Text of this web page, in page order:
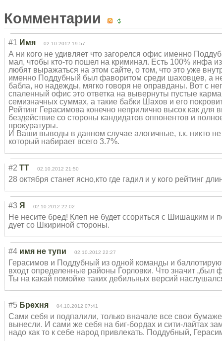
Комментарии
#1 Имя 02.10.2012 19:57
А ни кого не удивляет что загорелся офис именно
мал, чтобы кто-то пошел на криминал. Есть 100% инфа
любят выражаться на этом сайте, о том, что это уже
именно Поддубный был фаворитом среди шаховцев, а
бабла, но надежды, мягко говоря не оправданы. Вот с
спаленный офис это ответка на вывернуты пустые
семизначных суммах, а такие бабки Шахов и его
Рейтинг Герасимова конечно неприлично высок как для
бездействие со стороны кандидатов оппонентов и
прокуратуры.
И Ваши выводы в данном случае алогичные, т.к. никто
который набирает всего 3.7%.
#2 ТТ 02.10.2012 21:50
28 октября станет ясно,кто где гадил и у кого рейтинг
#3 Я 02.10.2012 22:02
Не несите бред! Клеп не будет ссориться с Шишацким и
дует со Шкириной стороны.
#4 имя не тупи 02.10.2012 22:27
Герасимов и Поддубный из одной команды и
входт определенные районы Горловки. Что значит „был
Ты на какай помойке таких дебильных версий
#5 Брехня 04.10.2012 07:41
Сами себя и подпалили, только вначале все свои
вынесли. И сами же себя на биг-бордах и сити-лайтах
надо как то к себе народ привлекать. Поддубный,